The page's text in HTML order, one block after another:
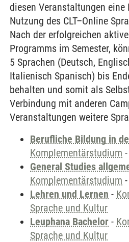
diesen Veranstaltungen
Nutzung des CLT–Online
Nach der erfolgreichen
Programms im Semester,
5 Sprachen (Deutsch,
Italienisch Spanisch) bis
behalten und somit als
Verbindung mit anderen
Veranstaltungen weitere
Berufliche Bildung in
Komplementärstudium -
General Studies
Komplementärstudium -
Lehren und Lernen -
Sprache und Kultur
Leuphana Bachelor -
Sprache und Kultur